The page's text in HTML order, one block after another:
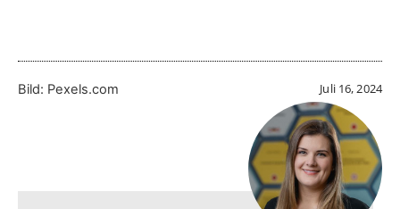
Bild: Pexels.com Juli 16, 2024